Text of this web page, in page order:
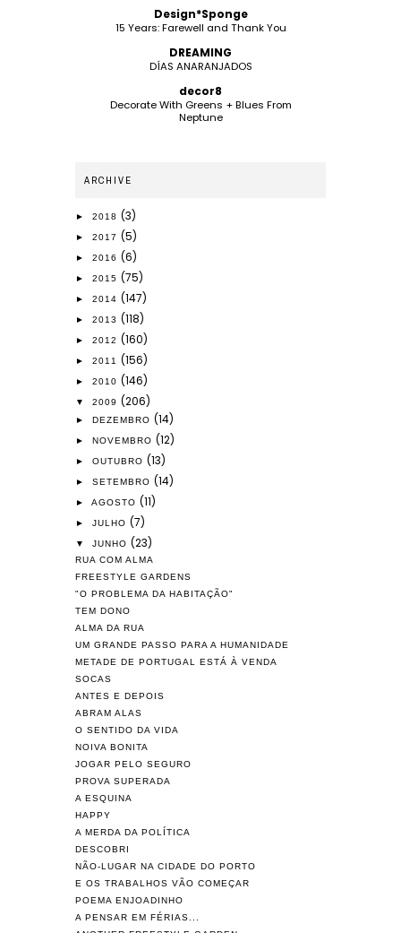
Design*Sponge
15 Years: Farewell and Thank You
DREAMING
DÍAS ANARANJADOS
decor8
Decorate With Greens + Blues From
Neptune
ARCHIVE
► 2018 (3)
► 2017 (5)
► 2016 (6)
► 2015 (75)
► 2014 (147)
► 2013 (118)
► 2012 (160)
► 2011 (156)
► 2010 (146)
▼ 2009 (206)
► DEZEMBRO (14)
► NOVEMBRO (12)
► OUTUBRO (13)
► SETEMBRO (14)
► AGOSTO (11)
► JULHO (7)
▼ JUNHO (23)
RUA COM ALMA
FREESTYLE GARDENS
"O PROBLEMA DA HABITAÇÃO"
TEM DONO
ALMA DA RUA
UM GRANDE PASSO PARA A HUMANIDADE
METADE DE PORTUGAL ESTÁ À VENDA
SOCAS
ANTES E DEPOIS
ABRAM ALAS
O SENTIDO DA VIDA
NOIVA BONITA
JOGAR PELO SEGURO
PROVA SUPERADA
A ESQUINA
HAPPY
A MERDA DA POLÍTICA
DESCOBRI
NÃO-LUGAR NA CIDADE DO PORTO
E OS TRABALHOS VÃO COMEÇAR
POEMA ENJOADINHO
A PENSAR EM FÉRIAS...